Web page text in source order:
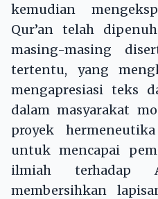
kemudian
Qur’an telah
masing-masing
tertentu, yang
mengapresiasi teks
dalam masyarakat
proyek
untuk mencapai
ilmiah terhadap
membersihkan